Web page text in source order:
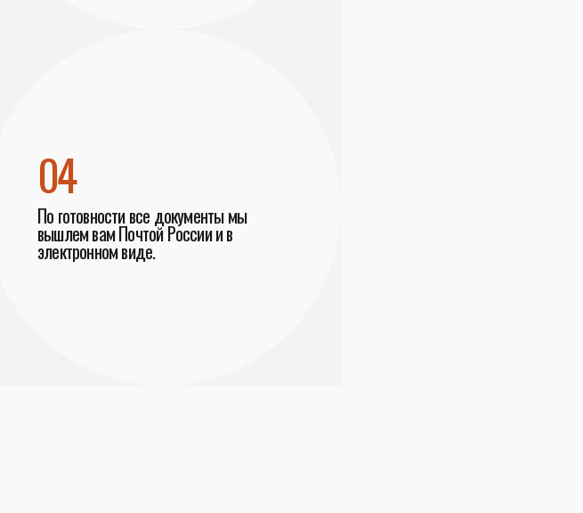
04
По готовности все документы мы
вышлем вам Почтой России и в
электронном виде.